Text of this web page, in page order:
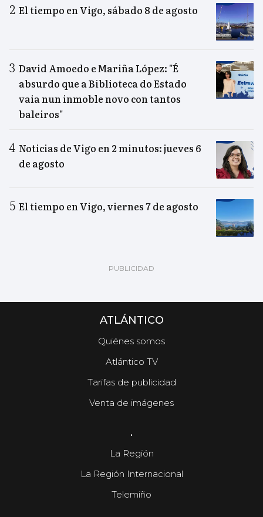
El tiempo en Vigo, sábado 8 de agosto
David Amoedo e Mariña López: "É
absurdo que a Biblioteca do Estado
vaia nun inmoble novo con tantos
baleiros"
Noticias de Vigo en 2 minutos: jueves 6
de agosto
El tiempo en Vigo, viernes 7 de agosto
ATLÁNTICO
Quiénes somos
Atlántico TV
Tarifas de publicidad
Venta de imágenes
.
La Región
La Región Internacional
Telemiño